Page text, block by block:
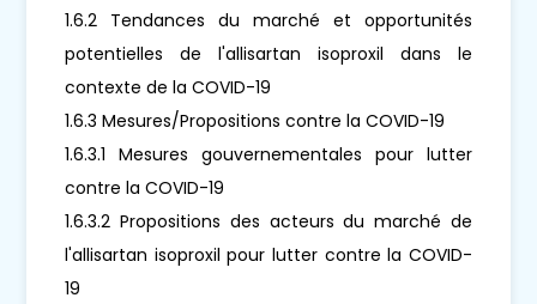
1.6.2 Tendances du marché et opportunités
potentielles de l'allisartan isoproxil dans le
contexte de la COVID-19
1.6.3 Mesures/Propositions contre la COVID-19
1.6.3.1 Mesures gouvernementales pour lutter
contre la COVID-19
1.6.3.2 Propositions des acteurs du marché de
l'allisartan isoproxil pour lutter contre la COVID-
19